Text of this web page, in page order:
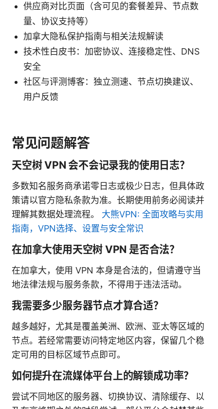
供应商对比页面（含可见的套餐差异、节点数
量、协议支持等）
加拿大隐私保护指南与相关法规解读
技术性白皮书：加密协议、连接稳定性、DNS
安全
社区与评测博客：独立测速、节点切换建议、
用户反馈
常见问题解答
天空树 VPN 会不会记录我的使用日志？
多数知名服务商承诺零日志或极少日志，但具体政
策请以官方隐私条款为准。长期使用前务必阅读并
理解其数据处理流程。 大熊VPN: 全面攻略与实用
指南，VPN选择、设置与安全常识
在加拿大使用天空树 VPN 是否合法？
在加拿大，使用 VPN 本身是合法的，但请遵守当
地法律法规与服务条款，不得用于违法活动。
我需要多少服务器节点才算合适？
越多越好，尤其是覆盖美洲、欧洲、亚太等区域的
节点。若经常需要访问特定地区内容，保留几个稳
定可用的目标区域节点即可。
如何提升在流媒体平台上的解锁成功率？
尝试不同地区的服务器、切换协议、清除缓存、以